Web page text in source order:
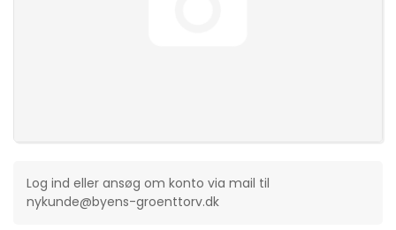
Log ind eller ansøg om konto via mail til
nykunde@byens-groenttorv.dk